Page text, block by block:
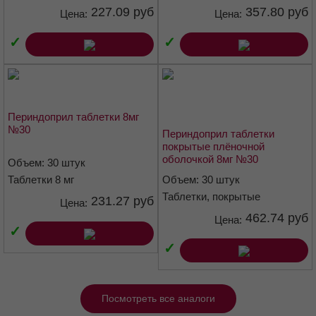
АПФ ингибитор
Код АТХ
C09AA04
Фармакодинамика
Периндоприл — ингибитор АПФ, или кининаза II, относится к
оксопептидазам. Превращает ангиотензин I в вазоконстриктор
ангиотензин II и разрушает вазодилататор брадикинин до
неактивного гектапептида. Подавление активности АПФ приводит
к снижению уровня ангиотензина II и повышению активности
ренина в плазме (подавляя отрицательную обратную связь
высвобождения ренина) и снижению секреции альдостерона.
Поскольку АПФ также разрушает брадикинин, подавление АПФ
калликреин-кининовой системы, при этом активируется система
простагландинов.
Цена: 227.09 руб
✓
Цена: 357.80 руб
✓
Периндоприл таблетки 8мг
№30
Объем: 30 штук
Таблетки 8 мг
Цена: 231.27 руб
✓
Периндоприл таблетки
покрытые плёночной
оболочкой 8мг №30
Объем: 30 штук
Таблетки, покрытые
Цена: 462.74 руб
✓
Посмотреть все аналоги